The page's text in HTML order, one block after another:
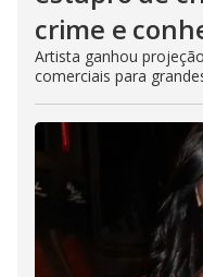
crime e
Artista ganhou
comerciais para